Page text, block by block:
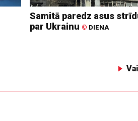
Samitā paredz asus
par Ukrainu © DIENA